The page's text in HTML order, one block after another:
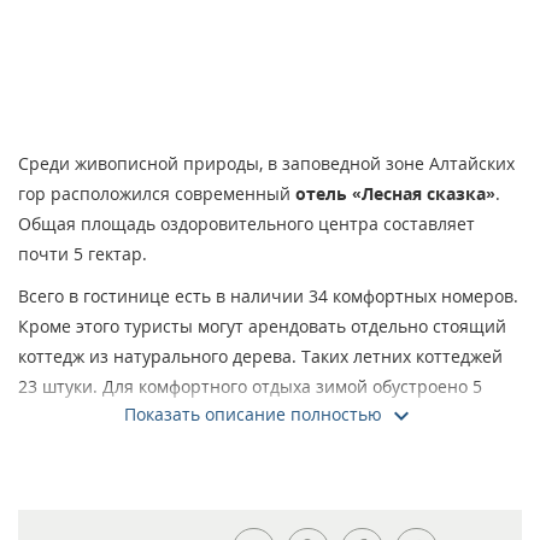
Среди живописной природы, в заповедной зоне Алтайских
гор расположился современный отель «Лесная сказка».
Общая площадь оздоровительного центра составляет
почти 5 гектар.
Всего в гостинице есть в наличии 34 комфортных номеров.
Кроме этого туристы могут арендовать отдельно стоящий
коттедж из натурального дерева. Таких летних коттеджей
23 штуки. Для комфортного отдыха зимой обустроено 5
отапливаемых домов.Показать описание полностью